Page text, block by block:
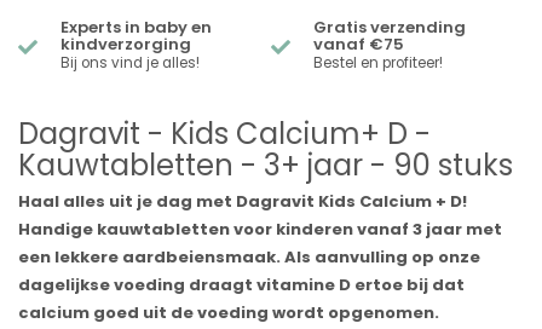
Experts in baby en
kindverzorging
Bij ons vind je alles!
Gratis verzending
vanaf €75
Bestel en profiteer!
Dagravit - Kids Calcium+ D -
Kauwtabletten - 3+ jaar - 90 stuks
Haal alles uit je dag met Dagravit Kids Calcium + D!
Handige kauwtabletten voor kinderen vanaf 3 jaar met
een lekkere aardbeiensmaak. Als aanvulling op onze
dagelijkse voeding draagt vitamine D ertoe bij dat
calcium goed uit de voeding wordt opgenomen.